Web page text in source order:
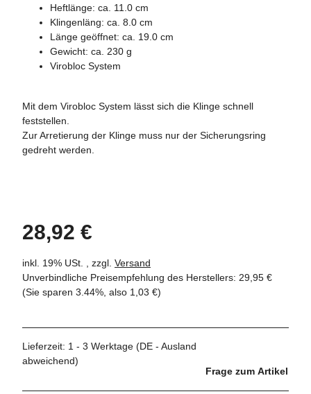
Heftlänge: ca. 11.0 cm
Klingenläng: ca. 8.0 cm
Länge geöffnet: ca. 19.0 cm
Gewicht: ca. 230 g
Virobloc System
Mit dem Virobloc System lässt sich die Klinge schnell
feststellen.
Zur Arretierung der Klinge muss nur der Sicherungsring
gedreht werden.
28,92 €
inkl. 19% USt. , zzgl. Versand
Unverbindliche Preisempfehlung des Herstellers: 29,95 €
(Sie sparen 3.44% , also 1,03 €)
Lieferzeit: 1 - 3 Werktage (DE - Ausland
abweichend)
Frage zum Artikel